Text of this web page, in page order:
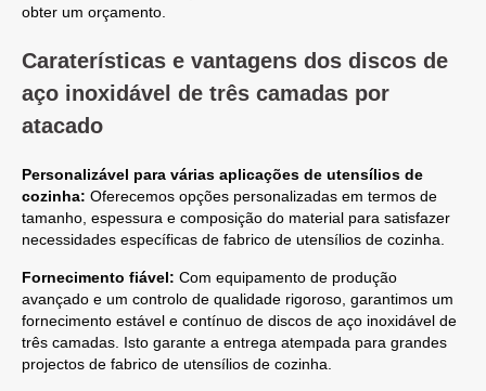
obter um orçamento.
Caraterísticas e vantagens dos discos de
aço inoxidável de três camadas por
atacado
Personalizável para várias aplicações de utensílios de
cozinha: Oferecemos opções personalizadas em termos de
tamanho, espessura e composição do material para satisfazer
necessidades específicas de fabrico de utensílios de cozinha.
Fornecimento fiável: Com equipamento de produção
avançado e um controlo de qualidade rigoroso, garantimos um
fornecimento estável e contínuo de discos de aço inoxidável de
três camadas. Isto garante a entrega atempada para grandes
projectos de fabrico de utensílios de cozinha.